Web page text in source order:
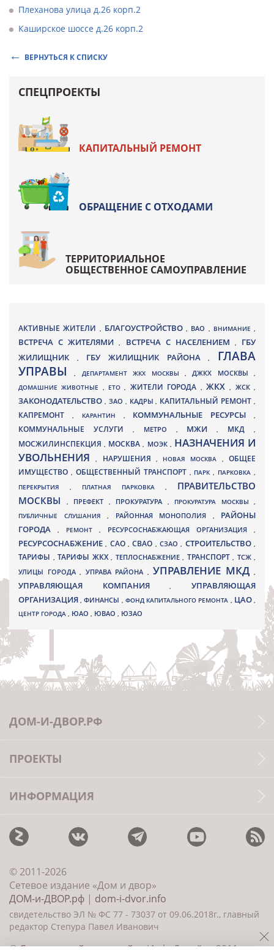
Плеханова улица д.26 корп.2
Каширское шоссе д.26 корп.2
ВЕРНУТЬСЯ К СПИСКУ
СПЕЦПРОЕКТЫ
КАПИТАЛЬНЫЙ РЕМОНТ
ОБРАЩЕНИЕ С ОТХОДАМИ
ТЕРРИТОРИАЛЬНОЕ
ОБЩЕСТВЕННОЕ САМОУПРАВЛЕНИЕ
АКТИВНЫЕ ЖИТЕЛИ , БЛАГОУСТРОЙСТВО , ВАО , ВНИМАНИЕ ,
ВСТРЕЧА С ЖИТЕЛЯМИ, ВСТРЕЧА С НАСЕЛЕНИЕМ , ГБУ
ЖИЛИЩНИК
, ГБУ ЖИЛИЩНИК РАЙОНА, ГЛАВА
УПРАВЫ, ДЕПАРТАМЕНТ ЖКХ МОСКВЫ ,ДЖКХ МОСКВЫ ,
ДОМАШНИЕ ЖИВОТНЫЕ , ЕТО, ЖИТЕЛИ ГОРОДА , ЖКХ, ЖСК,
ЗАКОНОДАТЕЛЬСТВО , ЗАО , КАДРЫ, КАПИТАЛЬНЫЙ РЕМОНТ ,
КАПРЕМОНТ , КАРАНТИН , КОММУНАЛЬНЫЕ РЕСУРСЫ,
КОММУНАЛЬНЫЕ УСЛУГИ , МЕТРО , МЖИ, МКД ,
МОСЖИЛИНСПЕКЦИЯ, МОСКВА , МОЭК , НАЗНАЧЕНИЯ И
УВОЛЬНЕНИЯ, НАРУШЕНИЯ , НОВАЯ МОСКВА ,ОБЩЕЕ
ИМУЩЕСТВО , ОБЩЕСТВЕННЫЙ ТРАНСПОРТ , ПАРК, ПАРКОВКА ,
ПЕРЕКРЫТИЯ , ПЛАТНАЯ ПАРКОВКА , ПРАВИТЕЛЬСТВО
МОСКВЫ
, ПРЕФЕКТ , ПРОКУРАТУРА , ПРОКУРАТУРА МОСКВЫ ,
ПУБЛИЧНЫЕ СЛУШАНИЯ , РАЙОННАЯ МОНОПОЛИЯ , РАЙОНЫ
ГОРОДА
, РЕМОНТ , РЕСУРСОСНАБЖАЮЩАЯ ОРГАНИЗАЦИЯ ,
РЕСУРСОСНАБЖЕНИЕ, САО,СВАО ,СЗАО, СТРОИТЕЛЬСТВО,
ТАРИФЫ , ТАРИФЫ ЖКХ , ТЕПЛОСНАБЖЕНИЕ , ТРАНСПОРТ , ТСЖ ,
УЛИЦЫ ГОРОДА , УПРАВА РАЙОНА , УПРАВЛЕНИЕ МКД ,
УПРАВЛЯЮЩАЯ КОМПАНИЯ,УПРАВЛЯЮЩАЯ
ОРГАНИЗАЦИЯ,ФИНАНСЫ , ФОНД КАПИТАЛЬНОГО РЕМОНТА , ЦАО,
ЦЕНТР ГОРОДА , ЮАО , ЮВАО , ЮЗАО
ДОМ-И-ДВОР.РФ
ПРОЕКТЫ
ИНФОРМАЦИЯ
© 2011-2026
Сетевое издание «Дом и двор»
ДОМ-и-ДВОР.рф | dom-i-dvor.info
свидетельство ЭЛ № ФС 77 - 73037 от 09.06.2018г., главный
редактор Степура Павел Иванович